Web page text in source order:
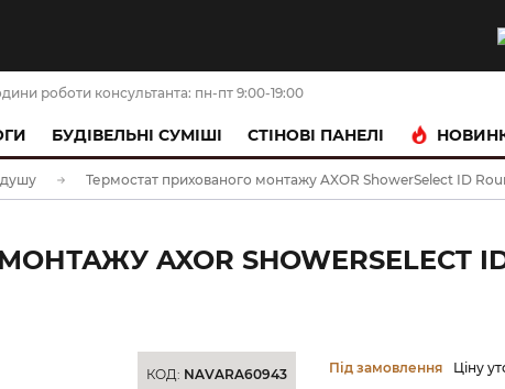
роботи консультанта: пн-пт 9:00-19:00
БУДІВЕЛЬНІ СУМІШІ CТІНОВІ ПАНЕЛІ
Термостат прихованого монтажу AXOR ShowerSelect ID
AXOR SHOWERSELECT ID
КОД: NAVARA60943 Під замовлення Ціну